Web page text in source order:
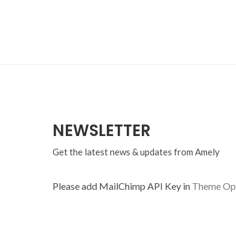
NEWSLETTER
Get the latest news & updates from Amely
Please add MailChimp API Key in Theme